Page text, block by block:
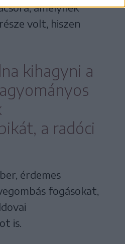
amelynek
volt, hiszen
kihagyni a
a radóci
érdemes
fogásokat,
is.